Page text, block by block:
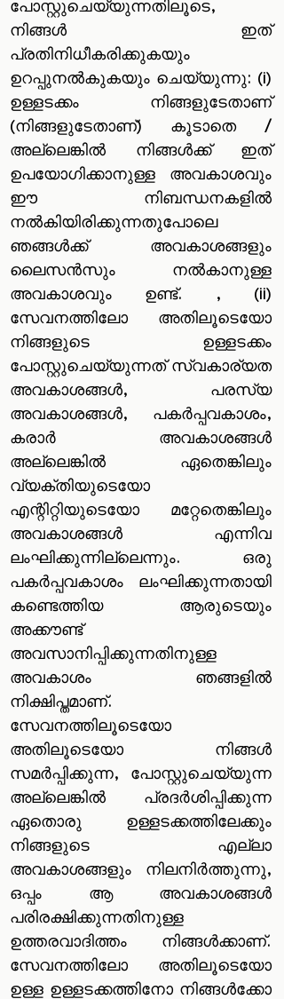
പോസ്റ്റുചെയ്യുന്നതിലൂടെ,
നിങ്ങൾ ഇത്
പ്രതിനിധീകരിക്കുകയും
ഉറപ്പുനൽകുകയും ചെയ്യുന്നു: (i)
ഉള്ളടക്കം നിങ്ങളുടേതാണ്
(നിങ്ങളുടേതാണ്) കൂടാതെ /
അല്ലെങ്കിൽ നിങ്ങൾക്ക് ഇത്
ഉപയോഗിക്കാനുള്ള അവകാശവും
ഈ നിബന്ധനകളിൽ
നൽകിയിരിക്കുന്നതുപോലെ
ഞങ്ങൾക്ക് അവകാശങ്ങളും
ലൈസൻസും നൽകാനുള്ള
അവകാശവും ഉണ്ട്. , (ii)
സേവനത്തിലോ അതിലൂടെയോ
നിങ്ങളുടെ ഉള്ളടക്കം
പോസ്റ്റുചെയ്യുന്നത് സ്വകാര്യത
അവകാശങ്ങൾ, പരസ്യ
അവകാശങ്ങൾ, പകർപ്പവകാശം,
കരാർ അവകാശങ്ങൾ
അല്ലെങ്കിൽ ഏതെങ്കിലും
വ്യക്തിയുടെയോ
എന്റിറ്റിയുടെയോ മറ്റേതെങ്കിലും
അവകാശങ്ങൾ എന്നിവ
ലംഘിക്കുന്നില്ലെന്നും. ഒരു
പകർപ്പവകാശം ലംഘിക്കുന്നതായി
കണ്ടെത്തിയ ആരുടെയും
അക്കൗണ്ട്
അവസാനിപ്പിക്കുന്നതിനുള്ള
അവകാശം ഞങ്ങളിൽ
നിക്ഷിപ്തമാണ്.
സേവനത്തിലൂടെയോ
അതിലൂടെയോ നിങ്ങൾ
സമർപ്പിക്കുന്ന, പോസ്റ്റുചെയ്യുന്ന
അല്ലെങ്കിൽ പ്രദർശിപ്പിക്കുന്ന
ഏതൊരു ഉള്ളടക്കത്തിലേക്കും
നിങ്ങളുടെ എല്ലാ
അവകാശങ്ങളും നിലനിർത്തുന്നു,
ഒപ്പം ആ അവകാശങ്ങൾ
പരിരക്ഷിക്കുന്നതിനുള്ള
ഉത്തരവാദിത്തം നിങ്ങൾക്കാണ്.
സേവനത്തിലോ അതിലൂടെയോ
ഉള്ള ഉള്ളടക്കത്തിനോ നിങ്ങൾക്കോ